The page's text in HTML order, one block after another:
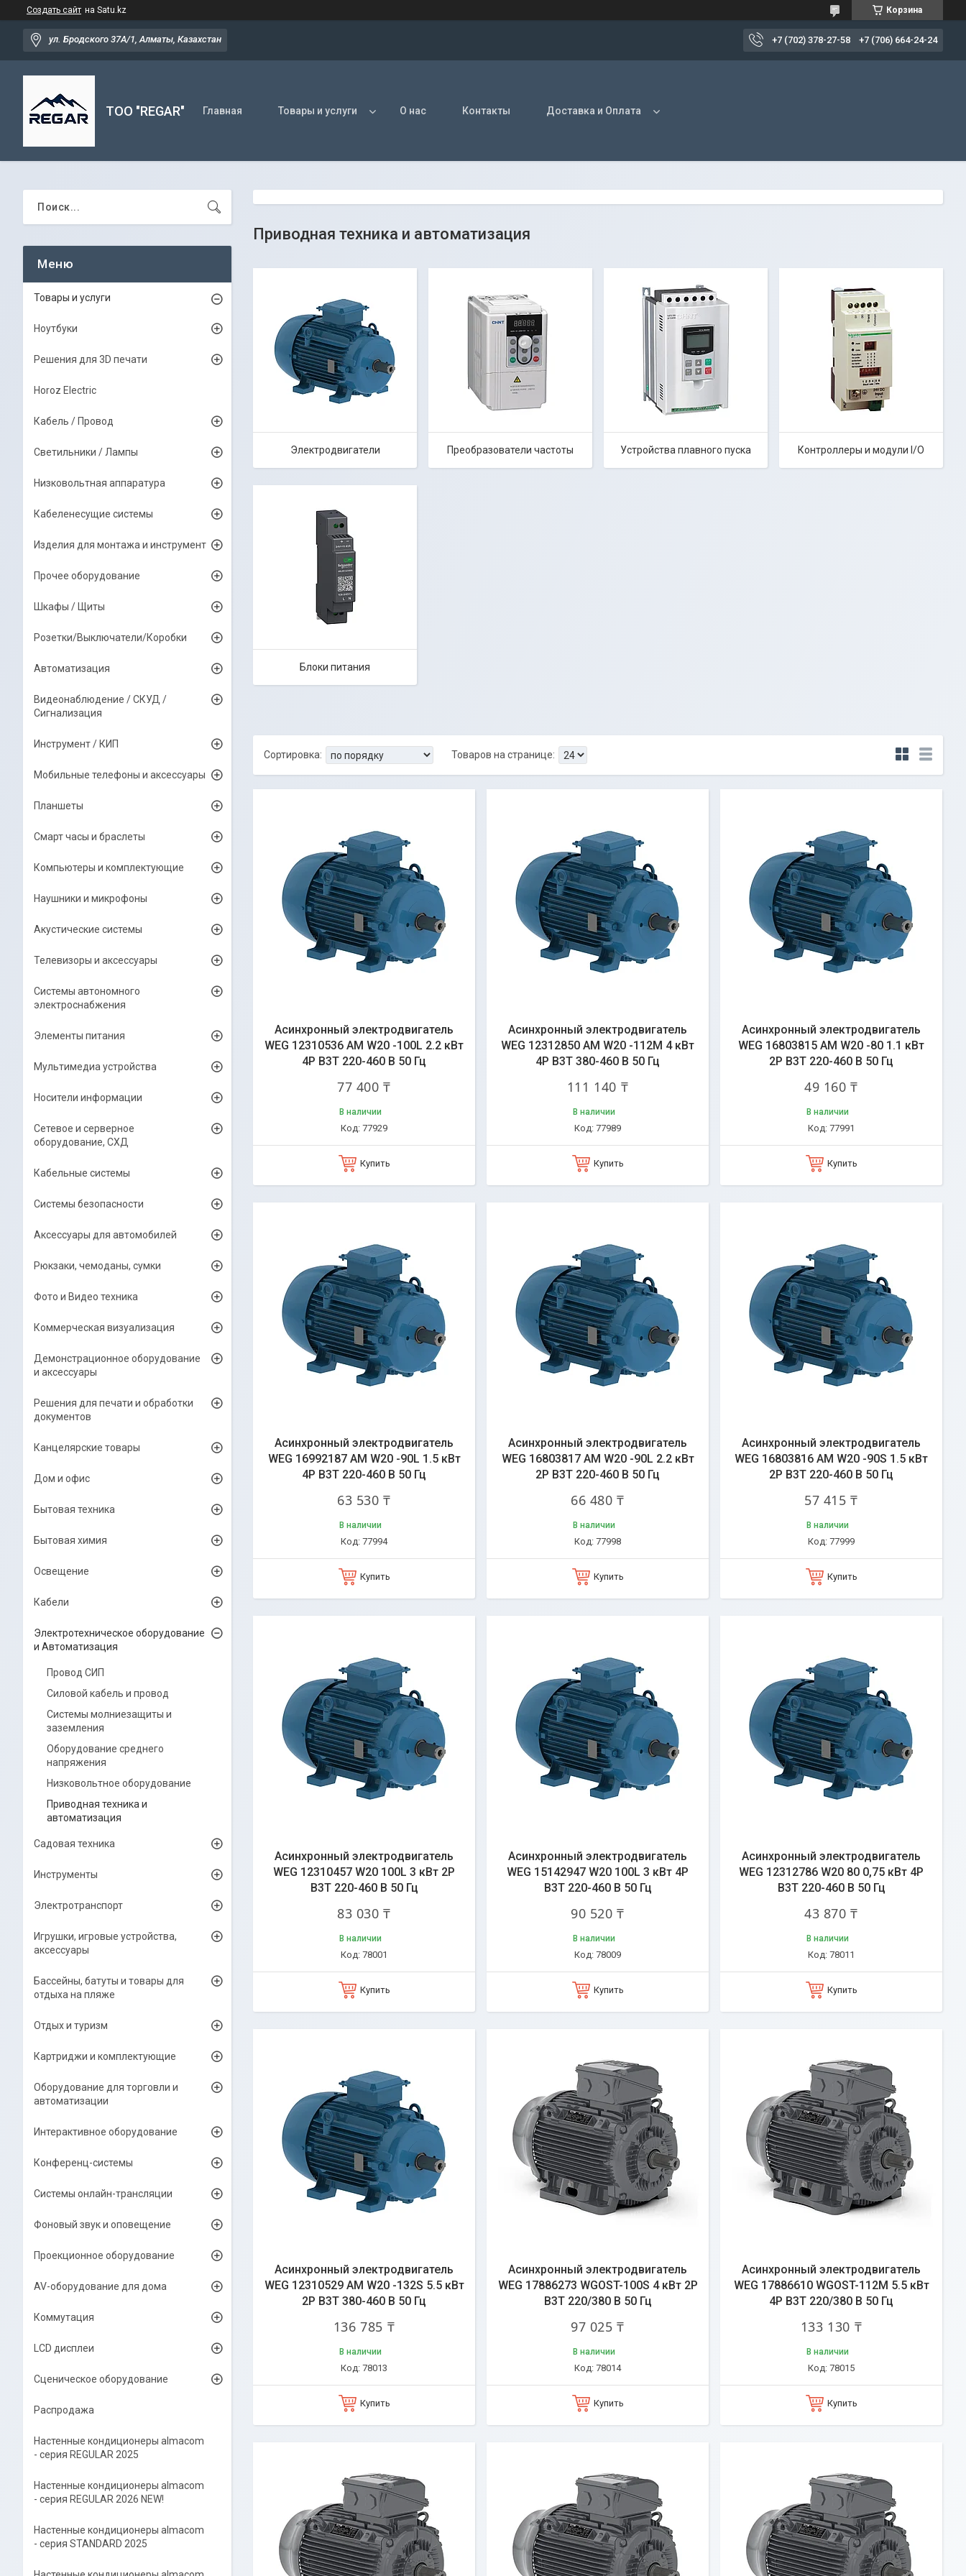
Создать сайт на Satu.kz Корзина
ул. Бродского 37А/1, Алматы, Казахстан +7 (702) 378-27-58 +7 (706) 664-24-24
TOO "REGAR" Главная Товары и услуги О нас Контакты Доставка и Оплата
Приводная техника и автоматизация
Электродвигатели Преобразователи частоты Устройства плавного пуска Контроллеры и модули I/O
Блоки питания
Асинхронный электродвигатель
WEG 12310536 AM W20 -100L 2.2 кВт
4P B3T 220-460 В 50 Гц
77 400 ₸
В наличии
77929
Купить
Асинхронный электродвигатель
WEG 12312850 AM W20 -112M 4 кВт
4P B3T 380-460 В 50 Гц
111 140 ₸
В наличии
77989
Купить
Асинхронный электродвигатель
WEG 16803815 AM W20 -80 1.1 кВт
2P B3T 220-460 В 50 Гц
49 160 ₸
В наличии
77991
Купить
Асинхронный электродвигатель
WEG 16992187 AM W20 -90L 1.5 кВт
4P B3T 220-460 В 50 Гц
63 530 ₸
В наличии
77994
Купить
Асинхронный электродвигатель
WEG 16803817 AM W20 -90L 2.2 кВт
2P B3T 220-460 В 50 Гц
66 480 ₸
В наличии
77998
Купить
Асинхронный электродвигатель
WEG 16803816 AM W20 -90S 1.5 кВт
2P B3T 220-460 В 50 Гц
57 415 ₸
В наличии
77999
Купить
Асинхронный электродвигатель
WEG 12310457 W20 100L 3 кВт 2P
B3T 220-460 В 50 Гц
83 030 ₸
В наличии
78001
Купить
Асинхронный электродвигатель
WEG 15142947 W20 100L 3 кВт 4P
B3T 220-460 В 50 Гц
90 520 ₸
В наличии
78009
Купить
Асинхронный электродвигатель
WEG 12312786 W20 80 0,75 кВт 4P
B3T 220-460 В 50 Гц
43 870 ₸
В наличии
78011
Купить
Асинхронный электродвигатель
WEG 12310529 AM W20 -132S 5.5 кВт
2P B3T 380-460 В 50 Гц
136 785 ₸
В наличии
78013
Купить
Асинхронный электродвигатель
WEG 17886273 WGOST-100S 4 кВт 2P
B3T 220/380 В 50 Гц
97 025 ₸
В наличии
78014
Купить
Асинхронный электродвигатель
WEG 17886610 WGOST-112M 5.5 кВт
4P B3T 220/380 В 50 Гц
133 130 ₸
В наличии
78015
Купить
Товары и услуги
Ноутбуки
Решения для 3D печати
Horoz Electric
Кабель / Провод
Светильники / Лампы
Низковольтная аппаратура
Кабеленесущие системы
Изделия для монтажа и инструмент
Прочее оборудование
Шкафы / Щиты
Розетки/Выключатели/Коробки
Автоматизация
Видеонаблюдение / СКУД /
Сигнализация
Инструмент / КИП
Мобильные телефоны и аксессуары
Планшеты
Смарт часы и браслеты
Компьютеры и комплектующие
Наушники и микрофоны
Акустические системы
Телевизоры и аксессуары
Системы автономного
электроснабжения
Элементы питания
Мультимедиа устройства
Носители информации
Сетевое и серверное
оборудование, СХД
Кабельные системы
Системы безопасности
Аксессуары для автомобилей
Рюкзаки, чемоданы, сумки
Фото и Видео техника
Коммерческая визуализация
Демонстрационное оборудование
и аксессуары
Решения для печати и обработки
документов
Канцелярские товары
Дом и офис
Бытовая техника
Бытовая химия
Освещение
Кабели
Электротехническое оборудование
и Автоматизация
Провод СИП
Силовой кабель и провод
Системы молниезащиты и
заземления
Оборудование среднего
напряжения
Низковольтное оборудование
Приводная техника и
автоматизация
Садовая техника
Инструменты
Электротранспорт
Игрушки, игровые устройства,
аксессуары
Бассейны, батуты и товары для
отдыха на пляже
Отдых и туризм
Картриджи и комплектующие
Оборудование для торговли и
автоматизации
Интерактивное оборудование
Конференц-системы
Системы онлайн-трансляции
Фоновый звук и оповещение
Проекционное оборудование
AV-оборудование для дома
Коммутация
LCD дисплеи
Сценическое оборудование
Распродажа
Настенные кондиционеры almacom
- серия REGULAR 2025
Настенные кондиционеры almacom
- серия REGULAR 2026 NEW!
Настенные кондиционеры almacom
- серия STANDARD 2025